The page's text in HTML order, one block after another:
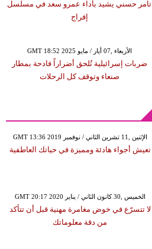
تامر حسني يشيد بأداء عمرو سعد في مسلسل
إفراج
GMT 18:52 2025 الأربعاء ,07 أيار / مايو
ضربات إسرائيلية تُلحق أضراراً فادحة بمطار
صنعاء وتوقف كل الرحلات
GMT 13:36 2019 الإثنين ,11 تشرين الثاني / نوفمبر
تعيش أجواء هادئة ومميزة في حياتك العاطفية
GMT 20:17 2020 الخميس ,30 كانون الثاني / يناير
لا تتسرّع في خوض مغامرة مهنية قبل أن تتأكد
من دقة معلوماتك